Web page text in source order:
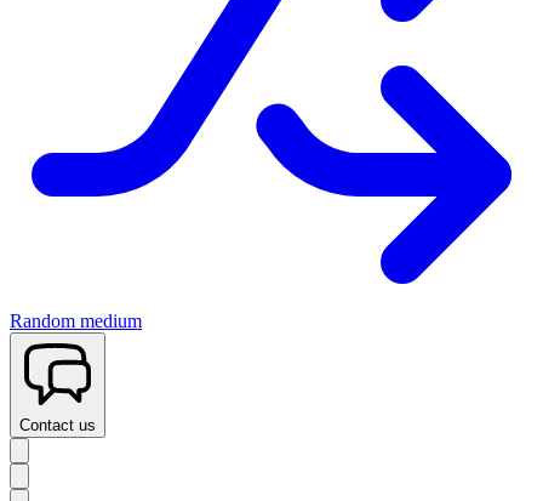
Random medium
Contact us